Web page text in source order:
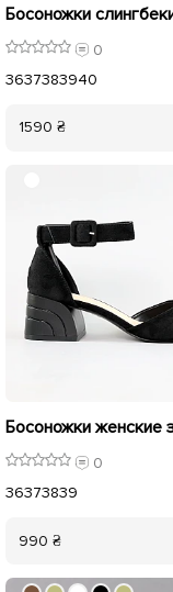
0
3637383940
1590 ₴
0
36373839
990 ₴